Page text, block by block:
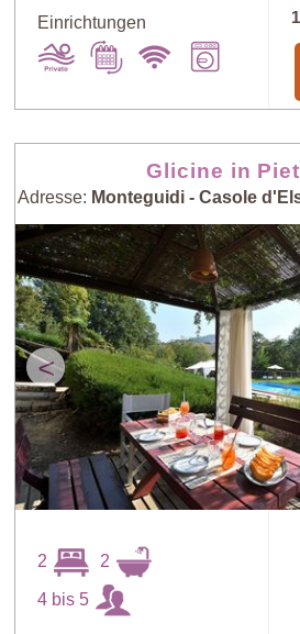
Einrichtungen
Glicine in
Adresse: Monteguidi - Casole
<
2 2
4 bis 5